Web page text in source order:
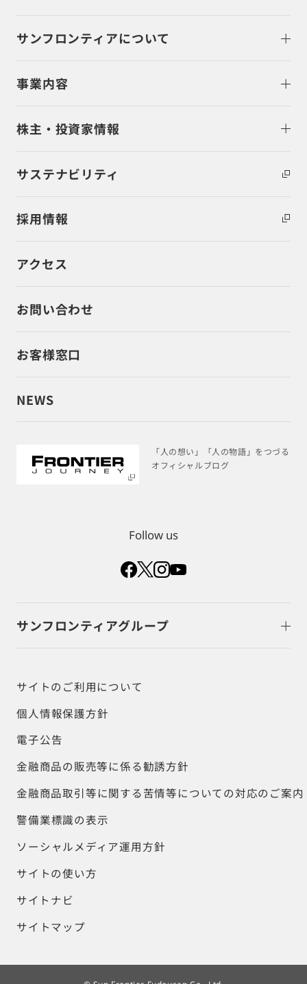
サンフロンティアについて
事業内容
株主・投資家情報
サステナビリティ
採用情報
アクセス
お問い合わせ
お客様窓口
NEWS
「人の想い」「人の物語」をつづる
オフィシャルブログ
Follow us
サンフロンティアグループ
サイトのご利用について
個人情報保護方針
電子公告
金融商品の販売等に係る勧誘方針
金融商品取引等に関する苦情等についての対応のご案内
警備業標識の表示
ソーシャルメディア運用方針
サイトの使い方
サイトナビ
サイトマップ